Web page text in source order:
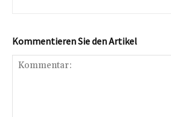
Kommentieren Sie den Artikel